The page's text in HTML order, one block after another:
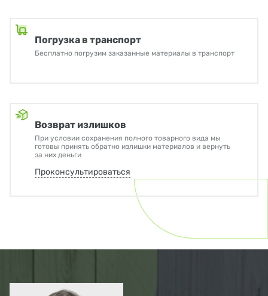
Погрузка в транспорт
Бесплатно погрузим заказанные материалы в транспорт
Возврат излишков
При условии сохранения полного товарного вида мы
готовы принять обратно излишки материалов и вернуть
за них деньги
Проконсультироваться